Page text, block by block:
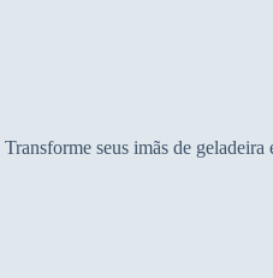
Transforme seus imãs de